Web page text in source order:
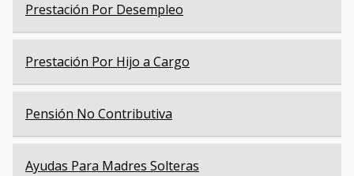
Prestación Por Desempleo
Prestación Por Hijo a Cargo
Pensión No Contributiva
Ayudas Para Madres Solteras